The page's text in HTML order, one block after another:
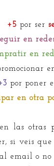
+5 por ser
en
en
por poner
en otra
las otras
si veis
o no